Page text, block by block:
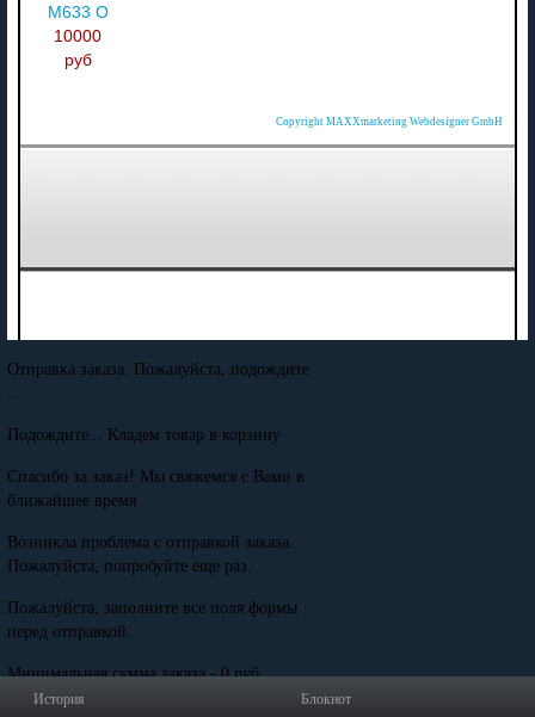
M633 O
10000
руб
Copyright MAXXmarketing Webdesigner GmbH
История Блокнот
Отправка заказа. Пожалуйста, подождите
...
Подождите... Кладем товар в корзину
Спасибо за заказ! Мы свяжемся с Вами в
ближайшее время
Возникла проблема с отправкой заказа.
Пожалуйста, попробуйте еще раз.
Пожалуйста, заполните все поля формы
перед отправкой.
Минимальная сумма заказа - 0 руб.